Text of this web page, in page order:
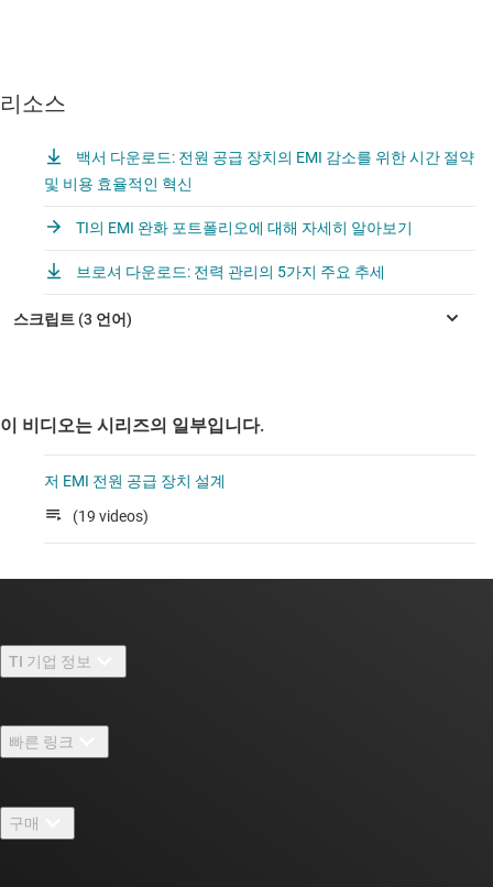
리소스
백서 다운로드: 전원 공급 장치의 EMI 감소를 위한 시간 절약
및 비용 효율적인 혁신
TI의 EMI 완화 포트폴리오에 대해 자세히 알아보기
브로셔 다운로드: 전력 관리의 5가지 주요 추세
이 비디오는 시리즈의 일부입니다.
저 EMI 전원 공급 장치 설계
(19 videos)
TI 기업 정보
채용
뉴스룸
빠른 링크
TI E2E™ 설계 지원 포럼
구매